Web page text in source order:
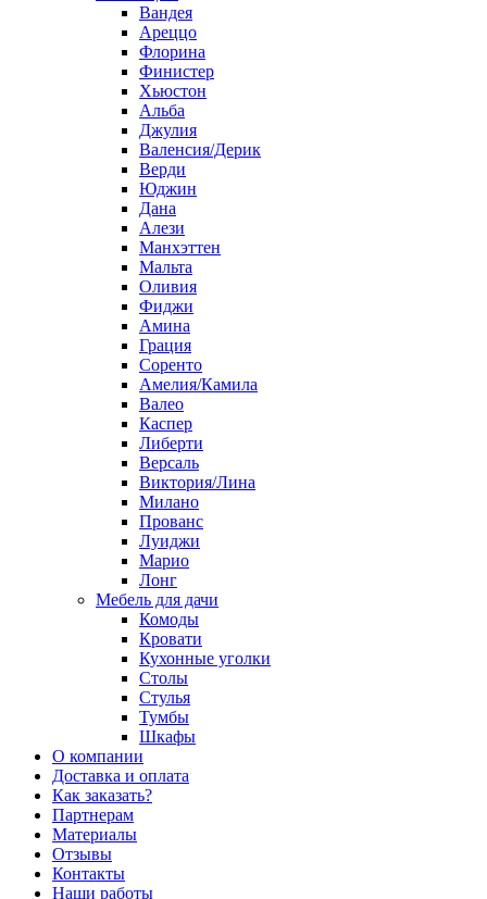
Вандея
Ареццо
Флорина
Финистер
Хьюстон
Альба
Джулия
Валенсия/Дерик
Верди
Юджин
Дана
Алези
Манхэттен
Мальта
Оливия
Фиджи
Амина
Грация
Соренто
Амелия/Камила
Валео
Каспер
Либерти
Версаль
Виктория/Лина
Милано
Прованс
Луиджи
Марио
Лонг
Мебель для дачи
Комоды
Кровати
Кухонные уголки
Столы
Стулья
Тумбы
Шкафы
О компании
Доставка и оплата
Как заказать?
Партнерам
Материалы
Отзывы
Контакты
Наши работы